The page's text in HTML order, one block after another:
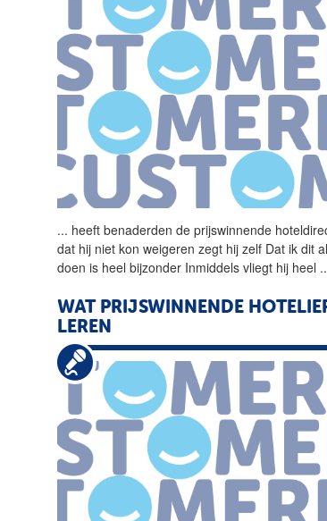
... heeft benaderden deprijswinnende
dat hij niet kon weigeren zegt hij zelf Dat ik dit
doen is heel bijzonder Inmiddels vliegt hij heel
WAT PRIJSWINNENDE
LEREN